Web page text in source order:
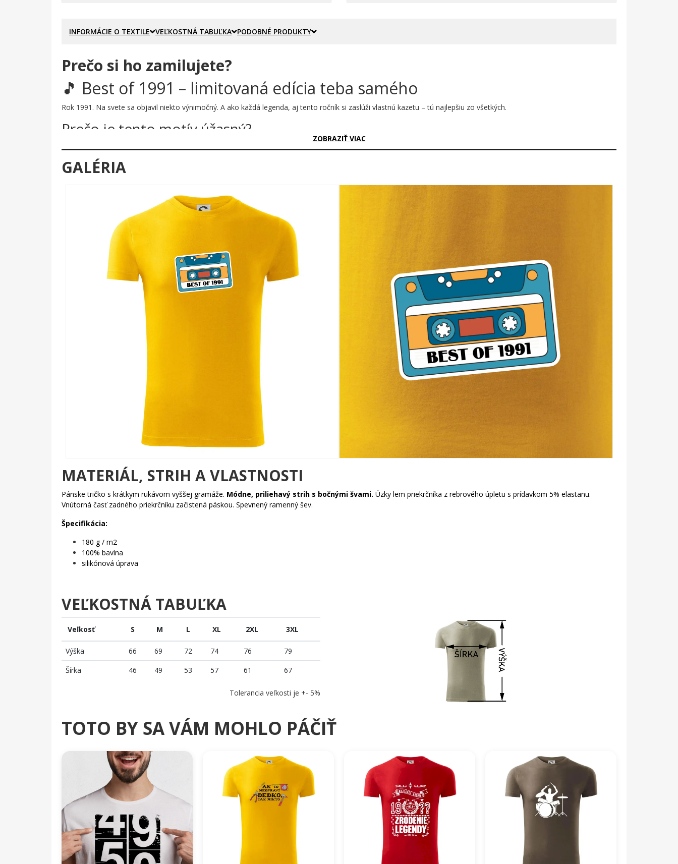
INFORMÁCIE O TEXTILE VEĽKOSTNÁ TABUĽKA PODOBNÉ PRODUKTY
Prečo si ho zamilujete?
🎵 Best of 1991 – limitovaná edícia teba samého
Rok 1991. Na svete sa objavil niekto výnimočný. A ako každá legenda, aj tento ročník si zaslúži vlastnú kazetu – tú najlepšiu zo všetkých.
Prečo je tento motív úžasný?
Retro kazeta v modro-oranžových farbách s nápisom „Best of 1991" je oslavou jedného konkrétneho roka – toho, keď sa začal písať ten najlepší príbeh. Dizajn
kombinuje nostalgiu magnetofónových pások s moderným, čistým prevedením, ktoré okamžite upúta pozornosť každého, kto vie, čo znamená pretočiť kazetu ceruzkou.
Komu urobí radosť?
🔥 Každému, kto sa narodil v roku 1991 a na to je právom hrdý
🎯 Milovníkom hudby, ktorí vyrástli na mixtapách a rádiových hitoch
✨ Priateľom a rodine, ktorí hľadajú originálny narodeninový darček
🧠 Nostalgikom, ktorí vedia, že staré dobré časy mali ten správny zvuk
Toto nie je len motív. Je to vyznanie lásky k ročníku, ktorý zmenil všetko. Pridaj do košíka a daruj kúsok histórie – alebo si ho nechaj pre seba. Zaslúžiš si to. 🌟
ZOBRAZIŤ VIAC
GALÉRIA
MATERIÁL, STRIH A VLASTNOSTI
Pánske tričko s krátkym rukávom vyššej gramáže. Módne, priliehavý strih s bočnými švami. Úzky lem priekrčníka z rebrového úpletu s prídavkom 5% elastanu.
Vnútorná časť zadného priekrčníku začistená páskou. Spevnený ramenný šev.
Špecifikácia:
180 g / m2
100% bavlna
silikónová úprava
VEĽKOSTNÁ TABUĽKA
Veľkosť S M L XL 2XL 3XL
Výška 66 69 72 74 76
79
Šírka
46 49 53 57 61 67
Tolerancia veľkosti je +- 5%
TOTO BY SA VÁM MOHLO PÁČIŤ